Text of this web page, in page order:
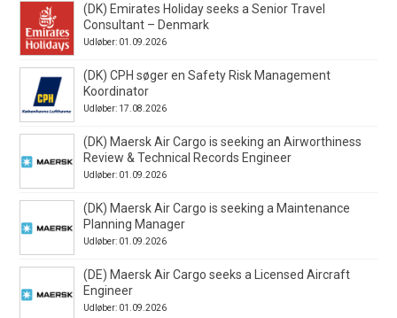
(DK) Emirates Holiday seeks a Senior Travel
Consultant – Denmark
Udløber: 01.09.2026
(DK) CPH søger en Safety Risk Management
Koordinator
Udløber: 17.08.2026
(DK) Maersk Air Cargo is seeking an Airworthiness
Review & Technical Records Engineer
Udløber: 01.09.2026
(DK) Maersk Air Cargo is seeking a Maintenance
Planning Manager
Udløber: 01.09.2026
(DE) Maersk Air Cargo seeks a Licensed Aircraft
Engineer
Udløber: 01.09.2026